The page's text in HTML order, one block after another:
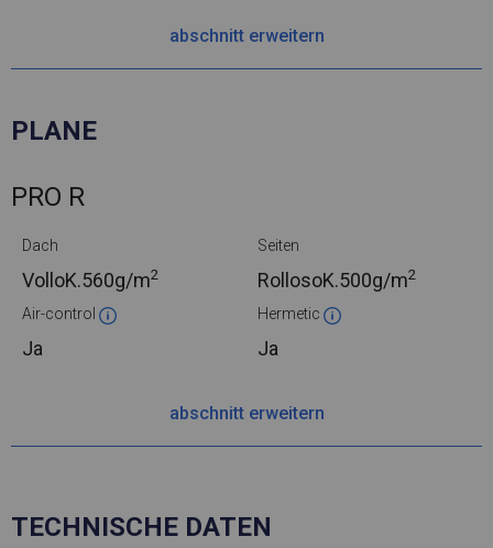
abschnitt erweitern
PLANE
PRO R
Dach
VolloK.560g/m2
Seiten
RollosoK.500g/m2
Air-control
Ja
Hermetic
Ja
abschnitt erweitern
TECHNISCHE DATEN